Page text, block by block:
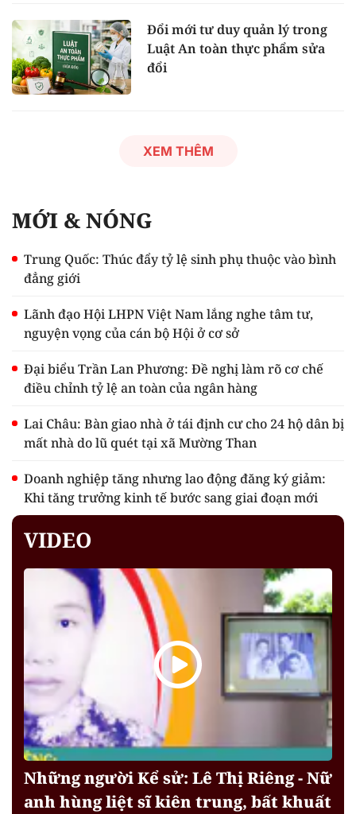
Đổi mới tư duy quản lý trong
Luật An toàn thực phẩm sửa
đổi
XEM THÊM
MỚI & NÓNG
Trung Quốc: Thúc đẩy tỷ lệ sinh phụ thuộc vào bình
đẳng giới
Lãnh đạo Hội LHPN Việt Nam lắng nghe tâm tư,
nguyện vọng của cán bộ Hội ở cơ sở
Đại biểu Trần Lan Phương: Đề nghị làm rõ cơ chế
điều chỉnh tỷ lệ an toàn của ngân hàng
Lai Châu: Bàn giao nhà ở tái định cư cho 24 hộ dân bị
mất nhà do lũ quét tại xã Mường Than
Doanh nghiệp tăng nhưng lao động đăng ký giảm:
Khi tăng trưởng kinh tế bước sang giai đoạn mới
VIDEO
Những người Kể sử: Lê Thị Riêng - Nữ
anh hùng liệt sĩ kiên trung, bất khuất